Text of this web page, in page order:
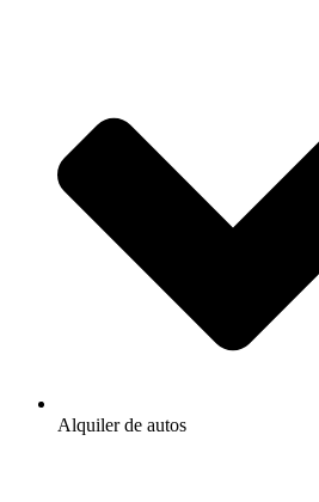
Alquiler de autos